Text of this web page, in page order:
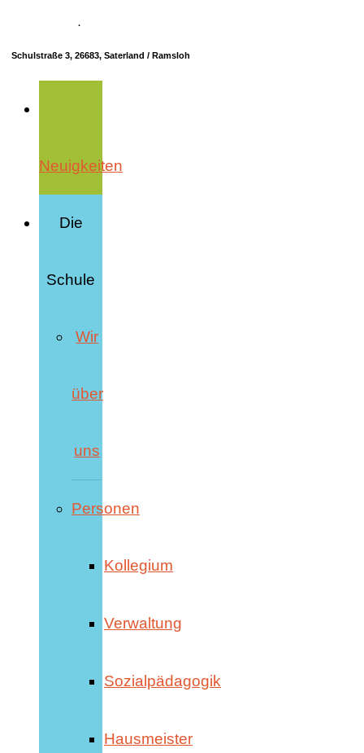
·
Schulstraße 3, 26683, Saterland / Ramsloh
Neuigkeiten
Die
Schule
Wir
über
uns
Personen
Kollegium
Verwaltung
Sozialpädagogik
Hausmeister